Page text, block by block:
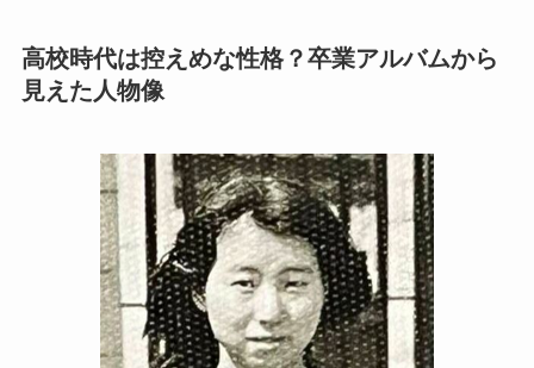
高校時代は控えめな性格？卒業アルバムから
見えた人物像